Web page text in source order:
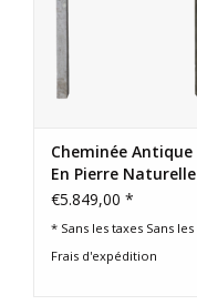
Cheminée Antique
En Pierre Naturelle
De Campagne
€5.849,00 *
* Sans les taxes Sans les
Frais d'expédition